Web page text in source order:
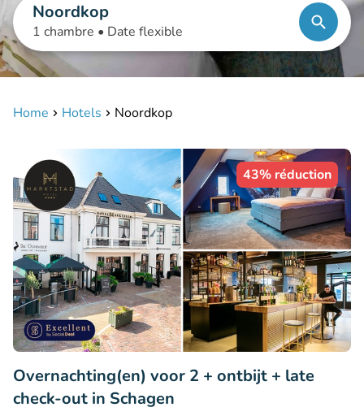
Noordkop
1 chambre • Date flexible
Home Hotels Noordkop
43% réduction
Overnachting(en) voor 2 + ontbijt + late
check-out in Schagen